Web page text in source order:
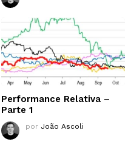
Performance Relativa –
Parte 1
por João Ascoli